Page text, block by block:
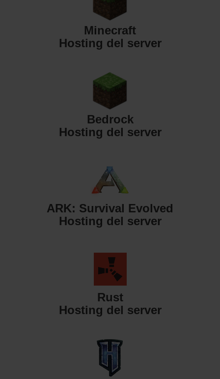
Minecraft
Hosting del server
Bedrock
Hosting del server
ARK: Survival Evolved
Hosting del server
Rust
Hosting del server